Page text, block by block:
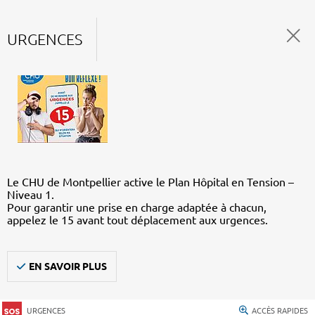
URGENCES
Le CHU de Montpellier active le Plan Hôpital en Tension –
Niveau 1.
Pour garantir une prise en charge adaptée à chacun,
appelez le 15 avant tout déplacement aux urgences.
EN SAVOIR PLUS
URGENCES ACCÈS RAPIDES